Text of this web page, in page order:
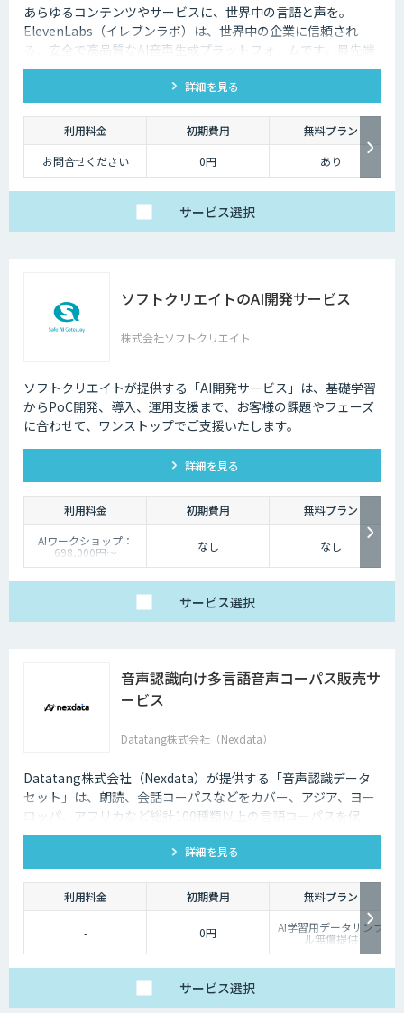
あらゆるコンテンツやサービスに、世界中の言語と声を。
ElevenLabs（イレブンラボ）は、世界中の企業に信頼され
る、安全で高品質なAI音声生成プラットフォームです。最先端
の技術で自然な音声を生成し、多言語対応やボイスクローニン
グ機能も、悪用を防ぐ倫理的ガードレールの中で提供します。
詳細を見る
利用料金 初期費用
無料プラン
お問合せください
0円 あり
サービス選択
ソフトクリエイトのAI開発サービス
株式会社ソフトクリエイト
ソフトクリエイトが提供する「AI開発サービス」は、基礎学習
からPoC開発、導入、運用支援まで、お客様の課題やフェーズ
に合わせて、ワンストップでご支援いたします。
詳細を見る
利用料金 初期費用
無料プラン
AIワークショップ：
698,000円〜
PoC開発：4,800,000
なし なし
サービス選択
音声認識向け多言語音声コーパス販売サ
ービス
Datatang株式会社（Nexdata）
Datatang株式会社（Nexdata）が提供する「音声認識データ
セット」は、朗読、会話コーパスなどをカバー、アジア、ヨー
ロッパ、アフリカなど総計100種類以上の言語コーパスを保
有、様々な音声認識・合成タスクに対応可能です。
詳細を見る
利用料金 初期費用 無料プラン
- 0円 AI学習用データサンプ
ル無償提供
サービス選択